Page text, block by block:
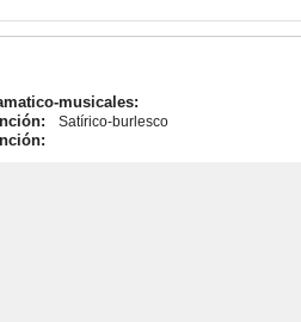
musicales:
Satírico-burlesco